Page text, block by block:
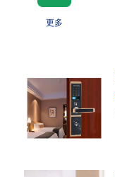
更多